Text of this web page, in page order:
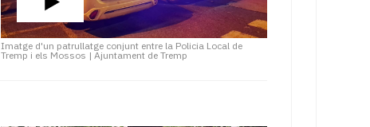
Imatge d'un patrullatge conjunt entre la Policia Local de
Tremp i els Mossos |Ajuntament de Tremp